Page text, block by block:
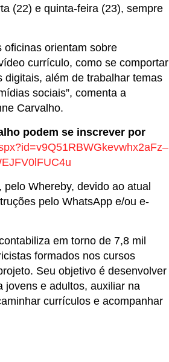
(22) e quinta-feira (23), sempre
oficinas orientam sobre
currículo, como se comportar
além de trabalhar temas
sociais”, comenta a
Carvalho.
podem se inscrever por
Whereby, devido ao atual
pelo WhatsApp e/ou e-
em torno de 7,8 mil
formados nos cursos
Seu objetivo é desenvolver
jovens e adultos, auxiliar na
currículos e acompanhar